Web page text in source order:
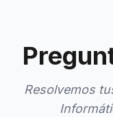
Resolvemos